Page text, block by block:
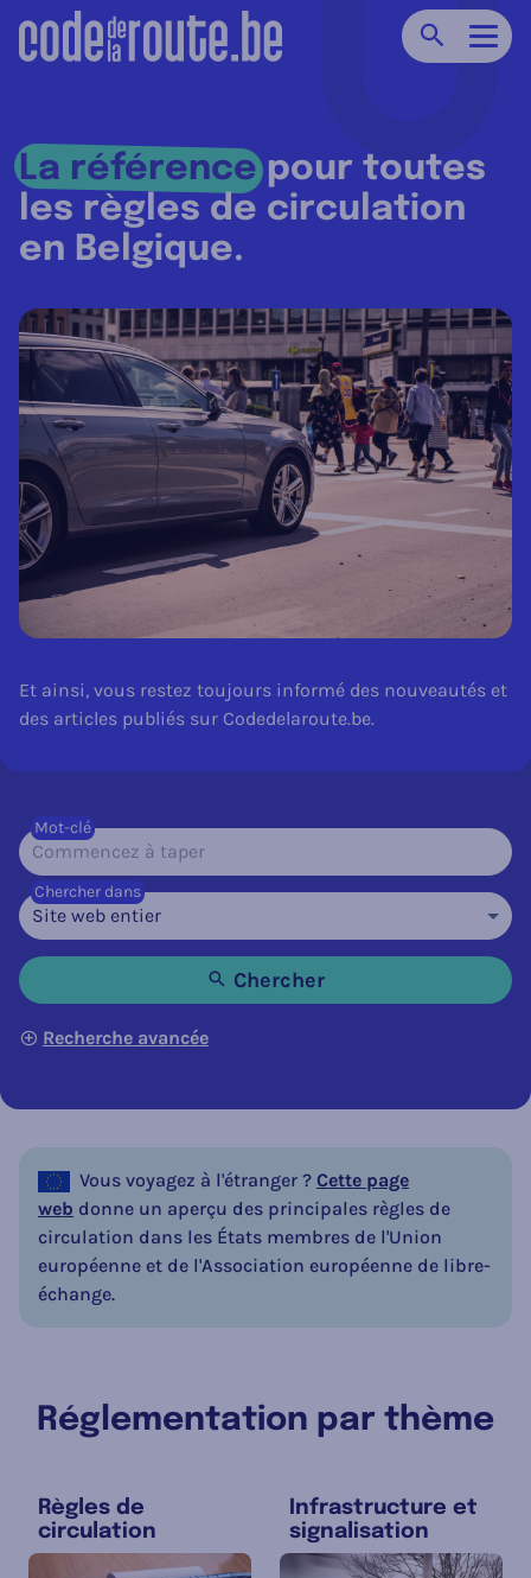
Chercher
La référencepour toutes
les règles de circulation
en Belgique.
Et ainsi, vous restez toujours informé des nouveautés et
des articles publiés sur Codedelaroute.be.
Mot-clé
Chercher dans
Chercher
Recherche avancée
Vous voyagez à l'étranger ? Cette page
web donne un aperçu des principales règles de
circulation dans les États membres de l'Union
européenne et de l'Association européenne de libre-
échange.
Réglementation par thème
Règles de
circulation
Infrastructure et
signalisation